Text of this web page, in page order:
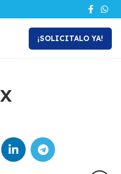
¡SOLICITALO YA!